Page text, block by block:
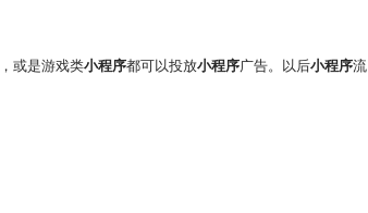
，或是游戏类小程序都可以投放小程序广告。以后小程序流